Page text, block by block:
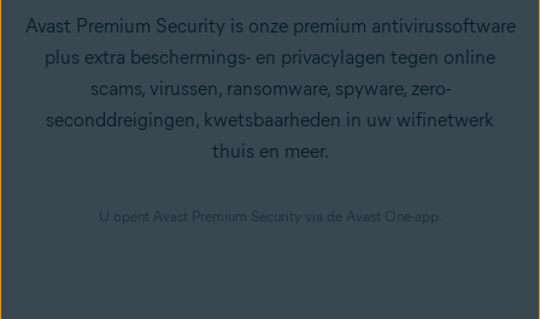
Avast Premium Security is onze premium antivirussoftware
plus extra beschermings- en privacylagen tegen online
scams, virussen, ransomware, spyware, zero-
seconddreigingen, kwetsbaarheden in uw wifinetwerk
thuis en meer.
U opent Avast Premium Security via de Avast One-app.